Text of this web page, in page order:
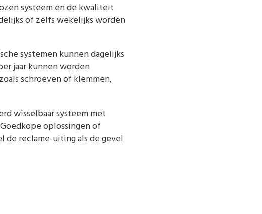
systeem en de kwaliteit
of zelfs wekelijks worden
systemen kunnen dagelijks
jaar kunnen worden
schroeven of klemmen,
wisselbaar systeem met
oplossingen of
de reclame-uiting als de gevel